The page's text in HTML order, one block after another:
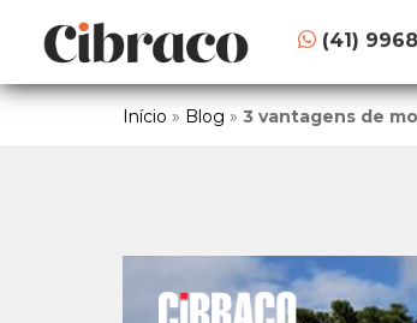
(41)
Início » Blog » 3 vantagens de